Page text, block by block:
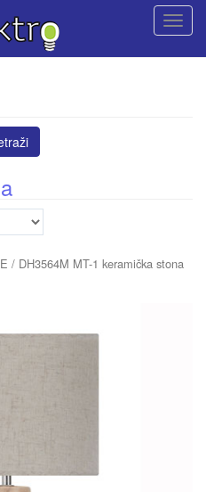
T
t
/ DH3564M MT-1 keramička stona